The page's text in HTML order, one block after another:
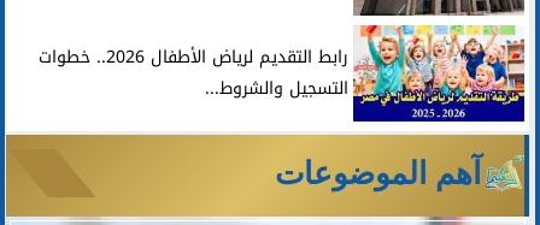
رابط التقديم لرياض الأطفال 2026.. خطوات
التسجيل والشروط...
آهم الموضوعات